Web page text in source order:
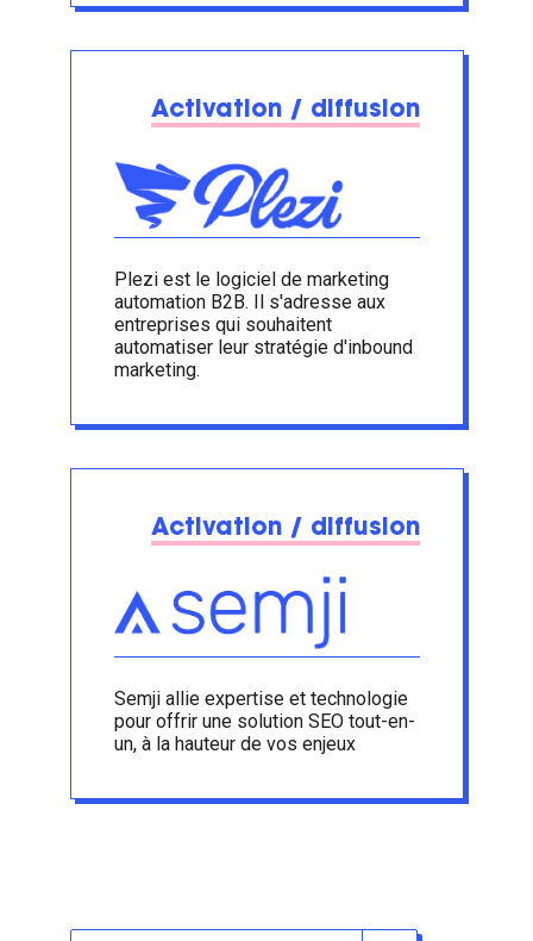
Activation / diffusion
Plezi est le logiciel de marketing
automation B2B. Il s'adresse aux
entreprises qui souhaitent
automatiser leur stratégie d'inbound
marketing.
Activation / diffusion
Semji allie expertise et technologie
pour offrir une solution SEO tout-en-
un, à la hauteur de vos enjeux